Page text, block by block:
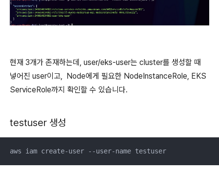
현재 3개가 존재하는데, user/eks-user는 cluster를 생성할 때
넣어진 user이고, Node에게 필요한 NodeInstanceRole, EKS
ServiceRole까지 확인할 수 있습니다.
testuser 생성
aws iam create-user --user-name testuser